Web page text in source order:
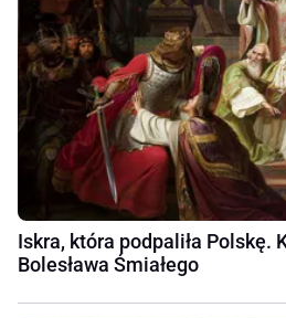
Iskra, która podpaliła Polskę.
Bolesława Śmiałego